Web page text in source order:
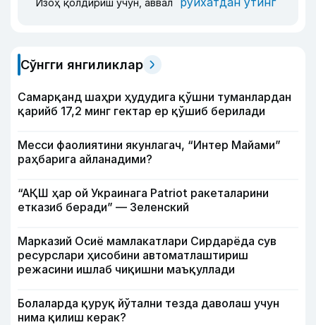
Изоҳ қолдириш учун, аввал
Сўнгги янгиликлар
Самарқанд шаҳри ҳудудига қўшни туманлардан
қарийб 17,2 минг гектар ер қўшиб берилади
Месси фаолиятини якунлагач, “Интер Майами”
раҳбарига айланадими?
“АҚШ ҳар ой Украинага Patriot ракеталарини
етказиб беради” — Зеленский
Марказий Осиё мамлакатлари Сирдарёда сув
ресурслари ҳисобини автоматлаштириш
режасини ишлаб чиқишни маъқуллади
Болаларда қуруқ йўтални тезда даволаш учун
нима қилиш керак?